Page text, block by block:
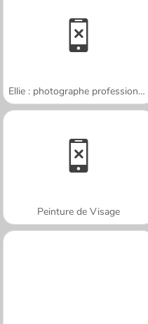
Ellie : photographe professionnelle
Peinture de Visage